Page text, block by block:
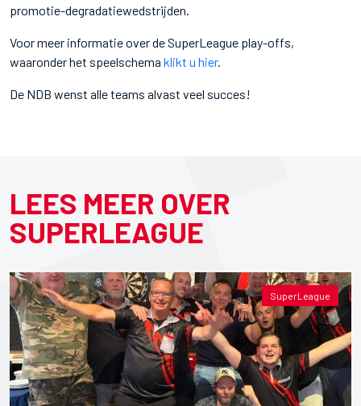
promotie-degradatiewedstrijden.
Voor meer informatie over de SuperLeague play-offs,
waaronder het speelschema klikt u hier.
De NDB wenst alle teams alvast veel succes!
LEES MEER OVER
SUPERLEAGUE
SuperLeague